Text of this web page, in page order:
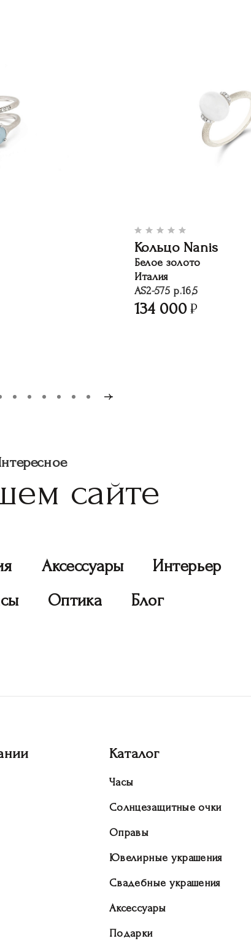
Кольцо Nanis
Белое золото
Италия
AS2-575 р.16,5
134 000
сайте
Аксессуары Интерьер
Оптика Блог
Каталог
Часы
Солнцезащитные очки
Оправы
Ювелирные украшения
Свадебные украшения
Аксессуары
Подарки